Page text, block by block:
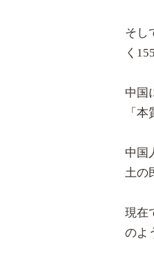
そし
く
中国
「
中国
土の
現在
のよ